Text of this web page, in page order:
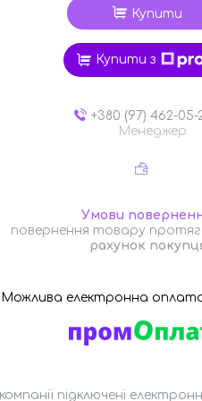
Купити
Купити з
+380 (97) 462-05-
Менеджер
повернення товару
рахунок
підключені